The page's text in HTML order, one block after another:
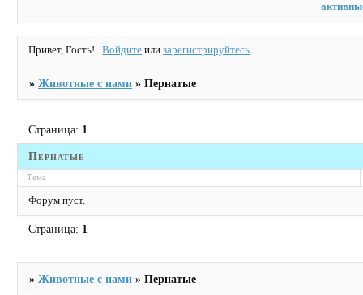
Привет, Гость! Войдите илизарегистрируйтесь.
»Животные с нами »Пернатые
Пернатые
Страница: 1
Тема
Форум пуст.
Страница: 1
»Животные с нами »Пернатые